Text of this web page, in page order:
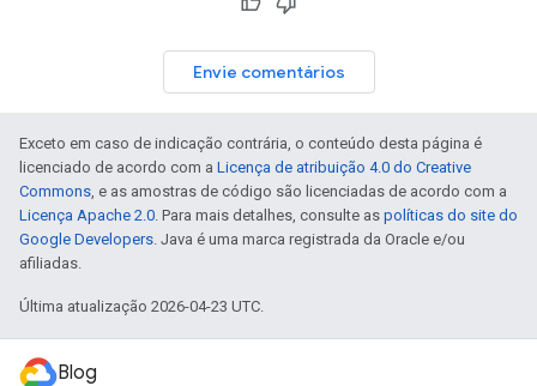
Envie comentários
Exceto em caso de indicação contrária, o conteúdo desta página é
licenciado de acordo com a Licença de atribuição 4.0 do Creative
Commons, e as amostras de código são licenciadas de acordo com a
Licença Apache 2.0. Para mais detalhes, consulte as políticas do site do
Google Developers. Java é uma marca registrada da Oracle e/ou
afiliadas.
Última atualização 2026-04-23 UTC.
Blog